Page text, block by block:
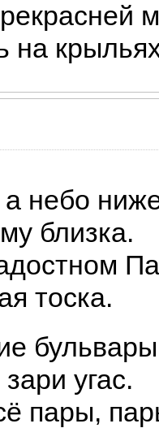
на
небо
близка.
тоска.
угас.
пары,